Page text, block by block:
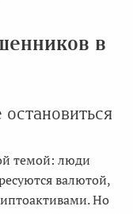
в
темой: люди
валютой,
Но